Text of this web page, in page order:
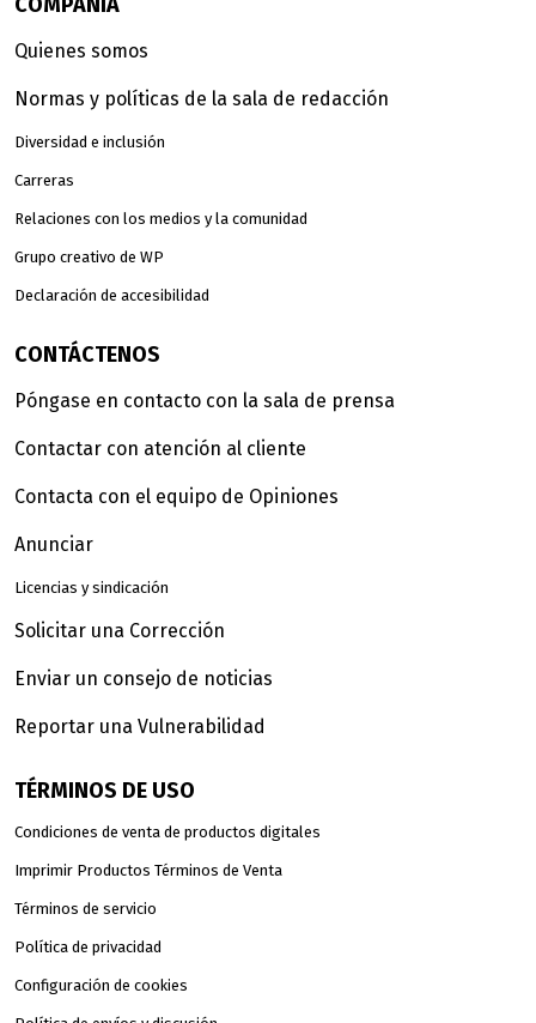
Quienes somos
Normas y políticas de la sala de redacción
Diversidad e inclusión
Carreras
Relaciones con los medios y la comunidad
Grupo creativo de WP
Declaración de accesibilidad
CONTÁCTENOS
Póngase en contacto con la sala de prensa
Contactar con atención al cliente
Contacta con el equipo de Opiniones
Anunciar
Licencias y sindicación
Solicitar una Corrección
Enviar un consejo de noticias
Reportar una Vulnerabilidad
TÉRMINOS DE USO
Condiciones de venta de productos digitales
Imprimir Productos Términos de Venta
Términos de servicio
Política de privacidad
Configuración de cookies